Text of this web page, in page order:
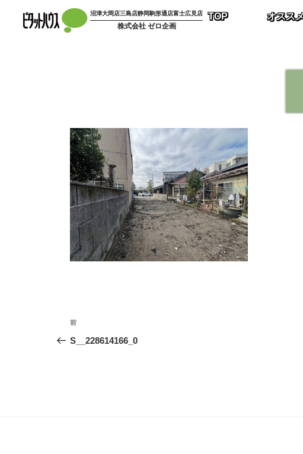
沼津大岡店三島店静岡駒形通店富士広見店
株式会社 ゼロ企画
TOP オスス
投
稿
前
の
前
S__228614166_0